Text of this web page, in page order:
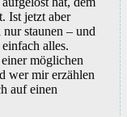
Ist jetzt aber
staunen – und
alles.
möglichen
wer mir erzählen
auf einen